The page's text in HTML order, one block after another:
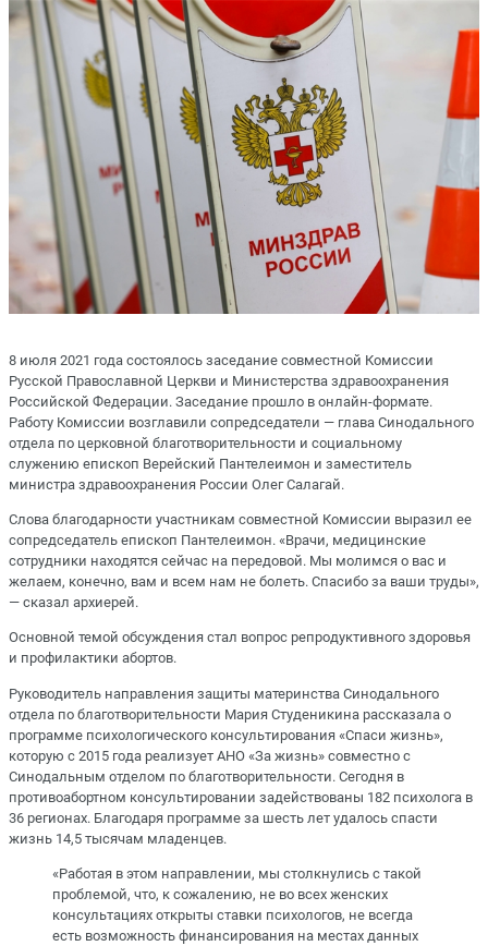
8 июля 2021 года состоялось заседание совместной Комиссии
Русской Православной Церкви и Министерства здравоохранения
Российской Федерации. Заседание прошло в онлайн-формате.
Работу Комиссии возглавили сопредседатели — глава Синодального
отдела по церковной благотворительности и социальному
служению епископ Верейский Пантелеимон и заместитель
министра здравоохранения России Олег Салагай.
Слова благодарности участникам совместной Комиссии выразил ее
сопредседатель епископ Пантелеимон. «Врачи, медицинские
сотрудники находятся сейчас на передовой. Мы молимся о вас и
желаем, конечно, вам и всем нам не болеть. Спасибо за ваши труды»,
— сказал архиерей.
Основной темой обсуждения стал вопрос репродуктивного здоровья
и профилактики абортов.
Руководитель направления защиты материнства Синодального
отдела по благотворительности Мария Студеникина рассказала о
программе психологического консультирования «Спаси жизнь»,
которую с 2015 года реализует АНО «За жизнь» совместно с
Синодальным отделом по благотворительности. Сегодня в
противоабортном консультировании задействованы 182 психолога в
36 регионах. Благодаря программе за шесть лет удалось спасти
жизнь 14,5 тысячам младенцев.
«Работая в этом направлении, мы столкнулись с такой
проблемой, что, к сожалению, не во всех женских
консультациях открыты ставки психологов, не всегда
есть возможность финансирования на местах данных